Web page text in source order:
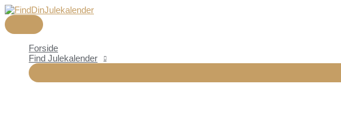
Gå
til
indholdet
Forside
Find Julekalender